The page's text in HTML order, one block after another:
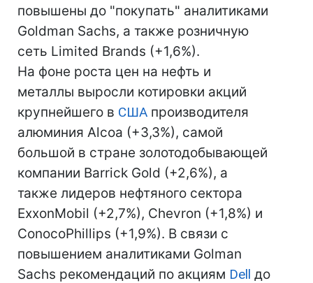
повышены до "покупать" аналитиками
Goldman Sachs, а также розничную
сеть Limited Brands (+1,6%).
На фоне роста цен на нефть и
металлы выросли котировки акций
крупнейшего в США производителя
алюминия Alcoa (+3,3%), самой
большой в стране золотодобывающей
компании Barrick Gold (+2,6%), а
также лидеров нефтяного сектора
ExxonMobil (+2,7%), Chevron (+1,8%) и
ConocoPhillips (+1,9%). В связи с
повышением аналитиками Golman
Sachs рекомендаций по акциям Dell до